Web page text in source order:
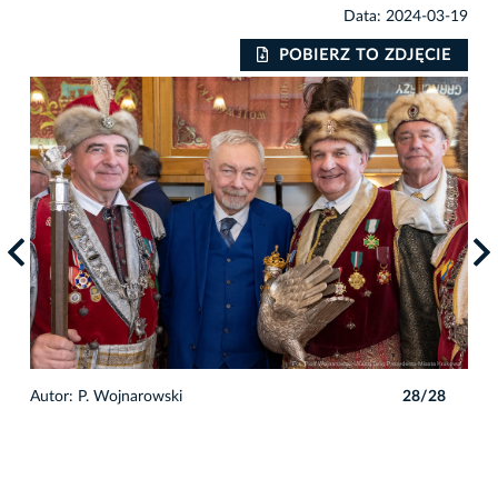
Data: 2024-03-19
POBIERZ TO ZDJĘCIE
Autor: P. Wojnarowski 28/28